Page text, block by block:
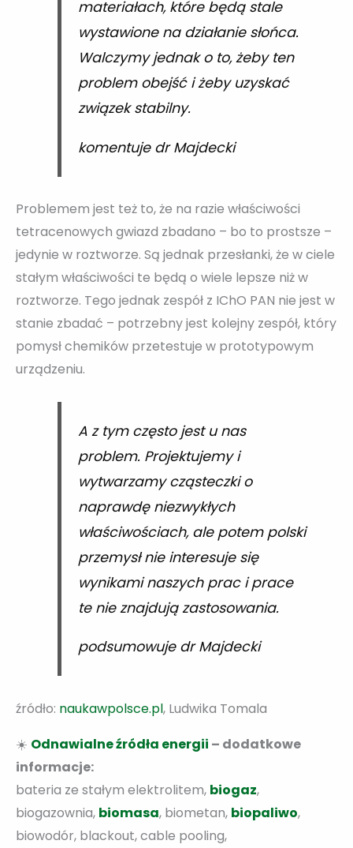
materiałach, które będą stale
wystawione na działanie słońca.
Walczymy jednak o to, żeby ten
problem obejść i żeby uzyskać
związek stabilny.
komentuje dr Majdecki
Problemem jest też to, że na razie właściwości
tetracenowych gwiazd zbadano – bo to prostsze –
jedynie w roztworze. Są jednak przesłanki, że w ciele
stałym właściwości te będą o wiele lepsze niż w
roztworze. Tego jednak zespół z IChO PAN nie jest w
stanie zbadać – potrzebny jest kolejny zespół, który
pomysł chemików przetestuje w prototypowym
urządzeniu.
A z tym często jest u nas
problem. Projektujemy i
wytwarzamy cząsteczki o
naprawdę niezwykłych
właściwościach, ale potem polski
przemysł nie interesuje się
wynikami naszych prac i prace
te nie znajdują zastosowania.
podsumowuje dr Majdecki
źródło: naukawpolsce.pl, Ludwika Tomala
☀️ Odnawialne źródła energii – dodatkowe
informacje:
bateria ze stałym elektrolitem, biogaz,
biogazownia, biomasa, biometan, biopaliwo,
biowodór, blackout, cable pooling,